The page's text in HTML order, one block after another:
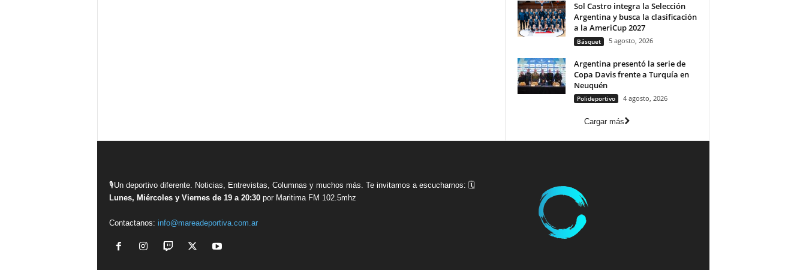
Sol Castro integra la Selección
Argentina y busca la clasificación
a la AmeriCup 2027
Básquet 5 agosto, 2026
Argentina presentó la serie de
Copa Davis frente a Turquía en
Neuquén
Polideportivo 4 agosto, 2026
Cargar más
🎙Un deportivo diferente. Noticias, Entrevistas, Columnas y muchos más. Te invitamos a escucharnos: 🗓
Lunes, Miércoles y Viernes de 19 a 20:30por Maritima FM 102.5mhz
Contactanos: info@mareadeportiva.com.ar